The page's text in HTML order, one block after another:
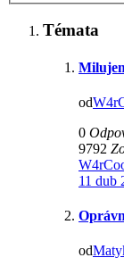
Témata
od
0
9792
11 dub
od